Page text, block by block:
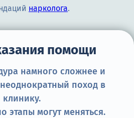
нарколога.
помощи
намного сложнее и
поход в
клинику.
этапы могут меняться.